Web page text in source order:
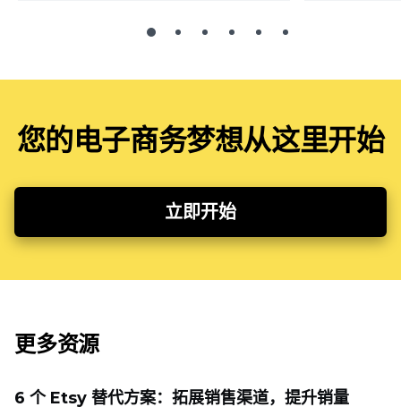
您的电子商务梦想从这里开始
立即开始
更多资源
6 个 Etsy 替代方案：拓展销售渠道，提升销量